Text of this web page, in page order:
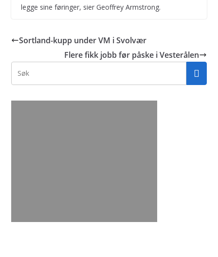
legge sine føringer, sier Geoffrey Armstrong.
Sortland-kupp under VM i Svolvær
Flere fikk jobb før påske i Vesterålen